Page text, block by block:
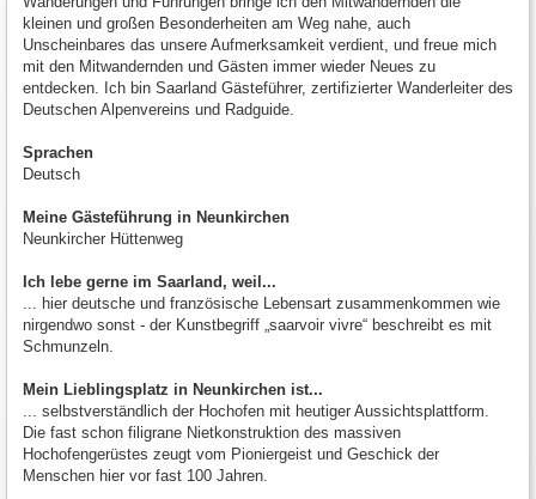
kleinen und großen Besonderheiten am Weg nahe, auch
Unscheinbares das unsere Aufmerksamkeit verdient, und freue mich
mit den Mitwandernden und Gästen immer wieder Neues zu
entdecken. Ich bin Saarland Gästeführer, zertifizierter Wanderleiter des
Deutschen Alpenvereins und Radguide.
Sprachen
Deutsch
Meine Gästeführung in Neunkirchen
Neunkircher Hüttenweg
Ich lebe gerne im Saarland, weil...
... hier deutsche und französische Lebensart zusammenkommen wie
nirgendwo sonst - der Kunstbegriff „saarvoir vivre“ beschreibt es mit
Schmunzeln.
Mein Lieblingsplatz in Neunkirchen ist...
... selbstverständlich der Hochofen mit heutiger Aussichtsplattform.
Die fast schon filigrane Nietkonstruktion des massiven
Hochofengerüstes zeugt vom Pioniergeist und Geschick der
Menschen hier vor fast 100 Jahren.